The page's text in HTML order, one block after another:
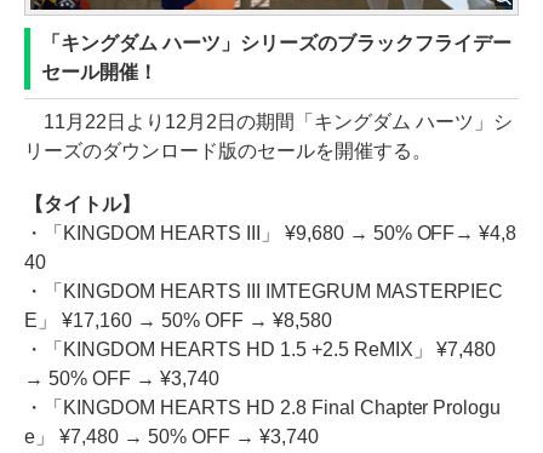
「キングダム ハーツ」シリーズのブラックフライデー
セール開催！
11月22日より12月2日の期間「キングダム ハーツ」シ
リーズのダウンロード版のセールを開催する。
【タイトル】
・「KINGDOM HEARTS III」 ¥9,680 → 50% OFF→ ¥4,8
40
・「KINGDOM HEARTS III IMTEGRUM MASTERPIEC
E」 ¥17,160 → 50% OFF → ¥8,580
・「KINGDOM HEARTS HD 1.5 +2.5 ReMIX」 ¥7,480
→ 50% OFF → ¥3,740
・「KINGDOM HEARTS HD 2.8 Final Chapter Prologu
e」 ¥7,480 → 50% OFF → ¥3,740